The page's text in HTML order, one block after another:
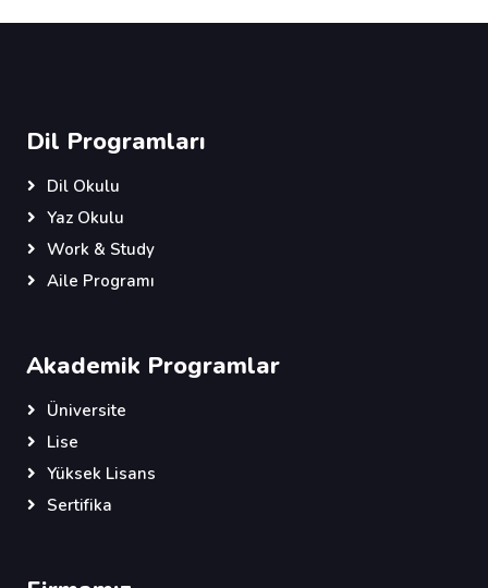
Dil Programları
Dil Okulu
Yaz Okulu
Work & Study
Aile Programı
Akademik Programlar
Üniversite
Lise
Yüksek Lisans
Sertifika